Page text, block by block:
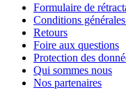
Formulaire de
Conditions
Retours
Foire aux questions
Protection des
Qui sommes nous
Nos partenaires